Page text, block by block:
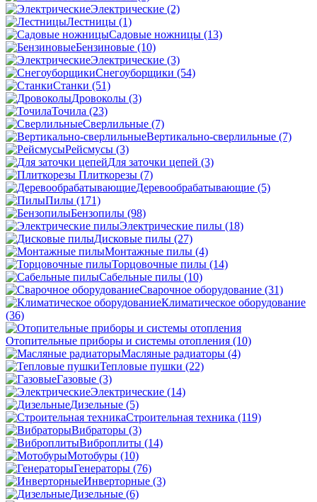
Электрические (2)
Лестницы (1)
Садовые ножницы (13)
Бензиновые (10)
Электрические (3)
Снегоуборщики (54)
Станки (51)
Дровоколы (3)
Точила (23)
Сверлильные (7)
Вертикально-сверлильные (7)
Рейсмусы (3)
Для заточки цепей (3)
Плиткорезы (7)
Деревообрабатывающие (5)
Пилы (171)
Бензопилы (98)
Электрические пилы (18)
Дисковые пилы (27)
Монтажные пилы (4)
Торцовочные пилы (14)
Сабельные пилы (10)
Сварочное оборудование (31)
Климатическое оборудование
(36)
Отопительные приборы и системы отопления (10)
Масляные радиаторы (4)
Тепловые пушки (22)
Газовые (3)
Электрические (14)
Дизельные (5)
Строительная техника (119)
Вибраторы (3)
Виброплиты (14)
Мотобуры (10)
Генераторы (76)
Инверторные (3)
Дизельные (6)